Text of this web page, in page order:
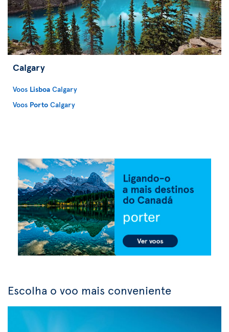
Calgary
Voos Lisboa Calgary
Voos Porto Calgary
Escolha o voo mais conveniente